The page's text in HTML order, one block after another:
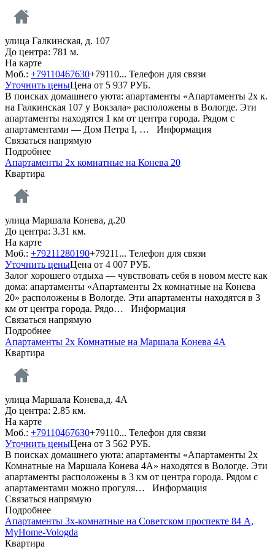
улица Галкинская, д. 107
До центра: 781 м.
На карте
Моб.: +79110467630+79110... Телефон для связи
Уточнить ценыЦена от 5 937 РУБ.
В поисках домашнего уюта: апартаменты «Апартаменты 2х к.
на Галкинская 107 у Вокзала» расположены в Вологде. Эти
апартаменты находятся 1 км от центра города. Рядом с
апартаментами — Дом Петра I, … Информация
Связаться напрямую
Подробнее
Апартаменты 2х комнатные на Конева 20
Квартира
улица Маршала Конева, д.20
До центра: 3.31 км.
На карте
Моб.: +79211280190+79211... Телефон для связи
Уточнить ценыЦена от 4 007 РУБ.
Залог хорошего отдыха — чувствовать себя в новом месте как
дома: апартаменты «Апартаменты 2х комнатные на Конева
20» расположены в Вологде. Эти апартаменты находятся в 3
км от центра города. Рядо… Информация
Связаться напрямую
Подробнее
Апартаменты 2х Комнатные на Маршала Конева 4А
Квартира
улица Маршала Конева,д. 4А
До центра: 2.85 км.
На карте
Моб.: +79110467630+79110... Телефон для связи
Уточнить ценыЦена от 3 562 РУБ.
В поисках домашнего уюта: апартаменты «Апартаменты 2х
Комнатные на Маршала Конева 4А» находятся в Вологде. Эти
апартаменты расположены в 3 км от центра города. Рядом с
апартаментами можно прогуля… Информация
Связаться напрямую
Подробнее
Апартаменты 3х-комнатные на Советском проспекте 84 А,
MyHome-Vologda
Квартира